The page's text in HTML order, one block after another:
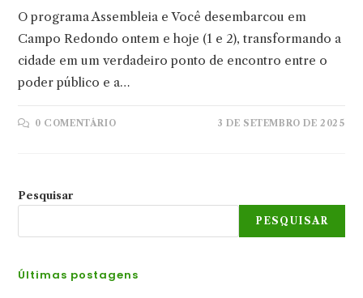
O programa Assembleia e Você desembarcou em
Campo Redondo ontem e hoje (1 e 2), transformando a
cidade em um verdadeiro ponto de encontro entre o
poder público e a…
0 COMENTÁRIO 3 DE SETEMBRO DE 2025
Pesquisar
PESQUISAR
Últimas postagens